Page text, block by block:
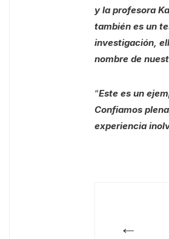
y la profesora
también es un
investigación,
nombre de
“Este es un
Confiamos
experiencia
←